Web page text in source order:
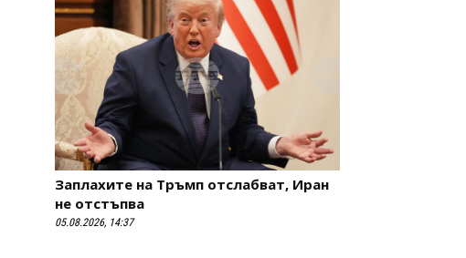
Заплахите на Тръмп отслабват, Иран
не отстъпва
05.08.2026, 14:37